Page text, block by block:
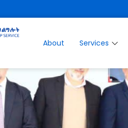
About Services